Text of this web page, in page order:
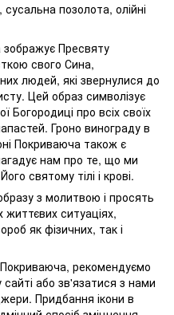
позолота, олійні
зображує Пресвяту
свого Сина,
людей, які звернулися до
Цей образ символізує
Богородиці про всіх своїх
Гроно винограду в
Покриваюча також є
нам про те, що ми
святому тілі і крові.
з молитвою і просять
життєвих ситуаціях,
як фізичних, так і
рекомендуємо
або зв'язатися з нами
Придбання ікони в